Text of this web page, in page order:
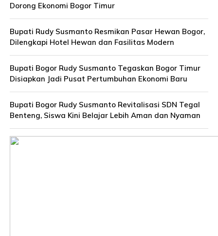
Dorong Ekonomi Bogor Timur
Bupati Rudy Susmanto Resmikan Pasar Hewan Bogor,
Dilengkapi Hotel Hewan dan Fasilitas Modern
Bupati Bogor Rudy Susmanto Tegaskan Bogor Timur
Disiapkan Jadi Pusat Pertumbuhan Ekonomi Baru
Bupati Bogor Rudy Susmanto Revitalisasi SDN Tegal
Benteng, Siswa Kini Belajar Lebih Aman dan Nyaman